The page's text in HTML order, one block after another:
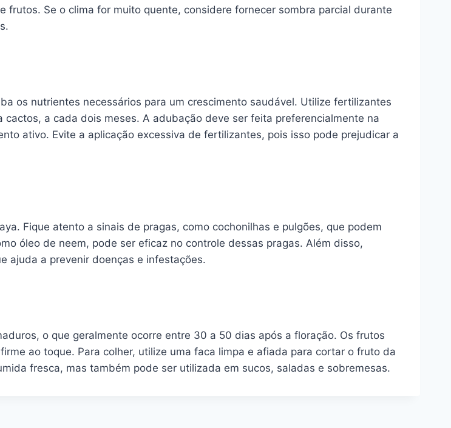
Se o clima for muito quente, considere fornecer sombra parcial durante
os nutrientes necessários para um crescimento saudável. Utilize fertilizantes
a cada dois meses. A adubação deve ser feita preferencialmente na
ativo. Evite a aplicação excessiva de fertilizantes, pois isso pode prejudicar a
Fique atento a sinais de pragas, como cochonilhas e pulgões, que podem
óleo de neem, pode ser eficaz no controle dessas pragas. Além disso,
ajuda a prevenir doenças e infestações.
o que geralmente ocorre entre 30 a 50 dias após a floração. Os frutos
ao toque. Para colher, utilize uma faca limpa e afiada para cortar o fruto da
fresca, mas também pode ser utilizada em sucos, saladas e sobremesas.